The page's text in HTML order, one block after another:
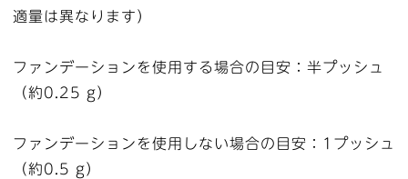
適量は異なります）
ファンデーションを使用する場合の目安：半プッシュ
（約0.25 g）
ファンデーションを使用しない場合の目安：1プッシュ
（約0.5 g）